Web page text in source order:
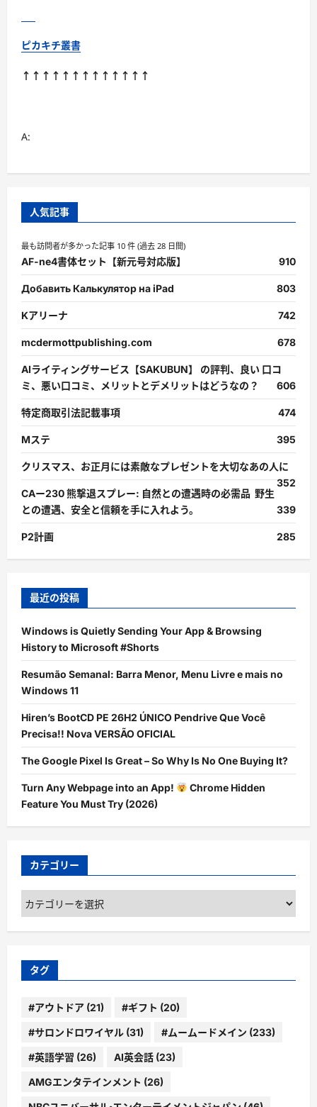
ピカキチ叢書
↑↑↑↑↑↑↑↑↑↑↑↑↑
A:
人気記事
最も訪問者が多かった記事 10 件 (過去 28 日間)
AF-ne4書体セット【新元号対応版】 910
Добавить Калькулятор на iPad 803
Kアリーナ 742
mcdermottpublishing.com 678
AIライティングサービス【SAKUBUN】 の評判、良い 口コ
ミ、悪い口コミ、メリットとデメリットはどうなの？
606
特定商取引法記載事項 474
Mステ 395
クリスマス、お正月には素敵なプレゼントを大切なあの人に
352
CAー230 熊撃退スプレー: 自然との遭遇時の必需品 野生
との遭遇、安全と信頼を手に入れよう。
339
P2計画 285
最近の投稿
Windows is Quietly Sending Your App & Browsing
History to Microsoft #Shorts
Resumão Semanal: Barra Menor, Menu Livre e mais no
Windows 11
Hiren’s BootCD PE 26H2 ÚNICO Pendrive Que Você
Precisa!! Nova VERSÃO OFICIAL
The Google Pixel Is Great – So Why Is No One Buying It?
Turn Any Webpage into an App!
Chrome Hidden
Feature You Must Try (2026)
カテゴリー
カ
テ
ゴ
ー
タグ
#アウトドア (21) #ギフト (20)
#サロンドロワイヤル (31) #ムームードメイン (233)
#英語学習 (26) AI英会話 (23)
AMGエンタテインメント (26)